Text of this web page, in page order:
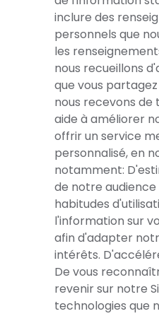
inclure des
personnels que
les
nous recueillons
que vous
nous recevons de
aide à améliorer
offrir un service
personnalisé, en
notamment:
de notre audience
habitudes
l'information sur
afin d'adapter
intérêts.
De vous
revenir sur notre
technologies que